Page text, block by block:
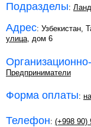
Подразделы:
Адрес: Узбекистан,
улица, дом 6
Предприниматели
Форма оплаты:
Телефон: (+998 90)